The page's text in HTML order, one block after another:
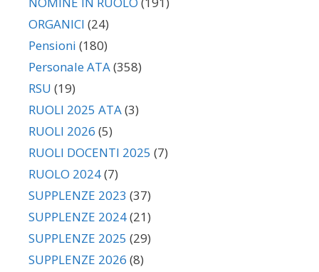
ORGANICI (24)
Pensioni (180)
Personale ATA(358)
RSU (19)
RUOLI 2025 ATA(3)
RUOLI 2026 (5)
RUOLI DOCENTI 2025 (7)
RUOLO 2024(7)
SUPPLENZE 2023 (37)
SUPPLENZE 2024(21)
SUPPLENZE 2025 (29)
SUPPLENZE 2026 (8)